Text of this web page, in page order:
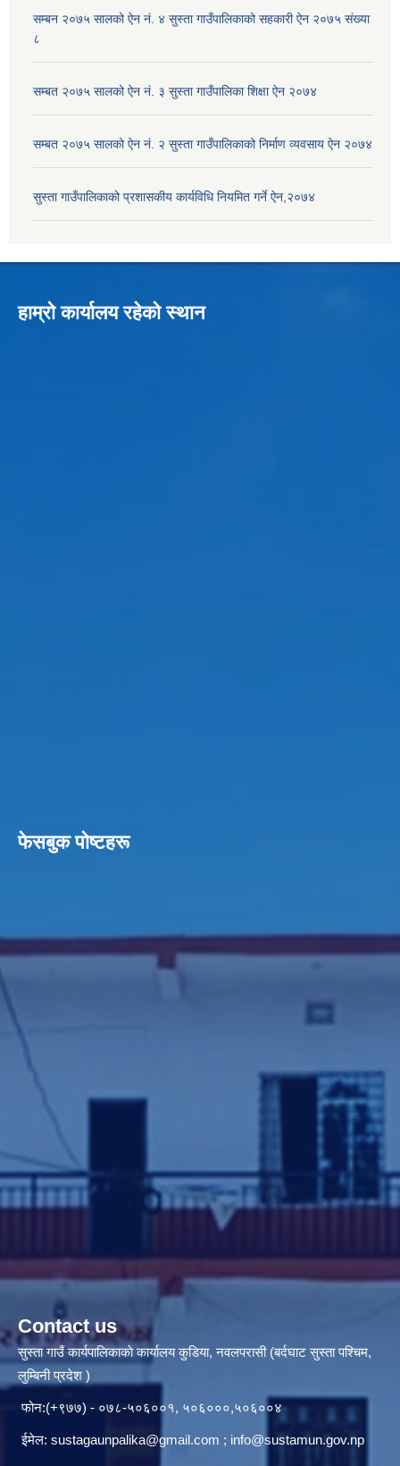
सम्बन २०७५ सालको ऐन नं. ४ सुस्ता गाउँपालिकाको सहकारी ऐन २०७५ संख्या
८
सम्बत २०७५ सालको ऐन नं. ३ सुस्ता गाउँपालिका शिक्षा ऐन २०७४
सम्बत २०७५ सालको ऐन नं. २ सुस्ता गाउँपालिकाको निर्माण व्यवसाय ऐन २०७४
सुस्ता गाउँपालिकाको प्रशासकीय कार्यविधि नियमित गर्ने ऐन,२०७४
हाम्रो कार्यालय रहेको स्थान
फेसबुक पाेष्टहरू
Contact us
सुस्ता गाउँ कार्यपालिकाकाे कार्यालय कुडिया, नवलपरासी (बर्दघाट सुस्ता पश्चिम,
लुम्बिनी प्रदेश )
फोन:(+९७७) - ०७८-५०६००१, ५०६०००,५०६००४
ईमेल: sustagaunpalika@gmail.com ; info@sustamun.gov.np